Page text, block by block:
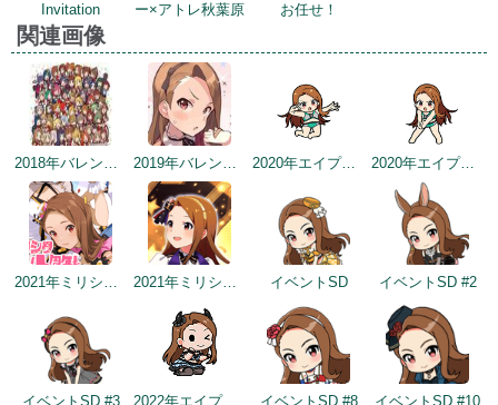
Invitation
ー×アトレ秋葉原
お任せ！
関連画像
2018年バレンタインデー公式ツイート 2019年バレンタイントップ画面 2020年エイプリルフールネタ 2020年エイプリルフールネタ
2021年ミリシタ4周年カウントダウン（1日前） 2021年ミリシタ4周年トップ画面 イベントSD イベントSD #2
イベントSD #3 2022年エイプリルフールネタ イベントSD #8 イベントSD #10